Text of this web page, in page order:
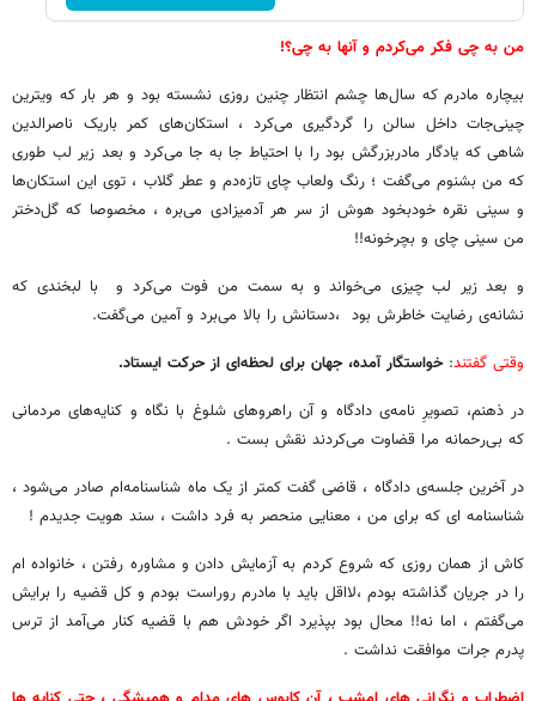
من به چی فکر می‌کردم و آنها به چی؟!
بیچاره مادرم که سال‌ها چشم انتظار چنین روزی نشسته بود و هر بار که ویترین
چینی‌جات داخل سالن را گردگیری می‌کرد ، استکان‌های کمر باریک ناصرالدین
شاهی که یادگار مادربزرگش بود را با احتیاط جا به جا می‌کرد و بعد زیر لب طوری
که من بشنوم می‌گفت ؛ رنگ ولعاب چای تازه‌دم و عطر گلاب ، توی این استکان‌ها
و سینی نقره خودبخود هوش از سر هر آدمیزادی می‌بره ، مخصوصا که گل‌دختر
من سینی چای و بچرخونه!!
و بعد زیر لب چیزی می‌خواند و به سمت من فوت می‌کرد و با لبخندی که
نشانه‌ی رضایت خاطرش بود ،دستانش را بالا می‌برد و آمین می‌گفت.
وقتی گفتند:خواستگار آمده، جهان برای لحظه‌ای از حرکت ایستاد.‌
در ذهنم، تصویرِ نامه‌ی دادگاه و آن راهروهای شلوغ با نگاه و کنایه‌های مردمانی
که بی‌رحمانه مرا قضاوت می‌کردند نقش بست .
در آخرین جلسه‌ی دادگاه ، قاضی گفت کمتر از یک ماه شناسنامه‌ام صادر می‌شود ،
شناسنامه ای که برای من ، معنایی منحصر به فرد داشت ، سند هویت جدیدم !
کاش از همان روزی که شروع کردم به آزمایش دادن و مشاوره رفتن ، خانواده ام
را در جریان گذاشته بودم ،لااقل باید با مادرم روراست بودم و کل قضیه را برایش
می‌گفتم ، اما نه!! محال بود بپذیرد اگر خودش هم با قضیه کنار می‌آمد از ترس
پدرم جرات موافقت نداشت .